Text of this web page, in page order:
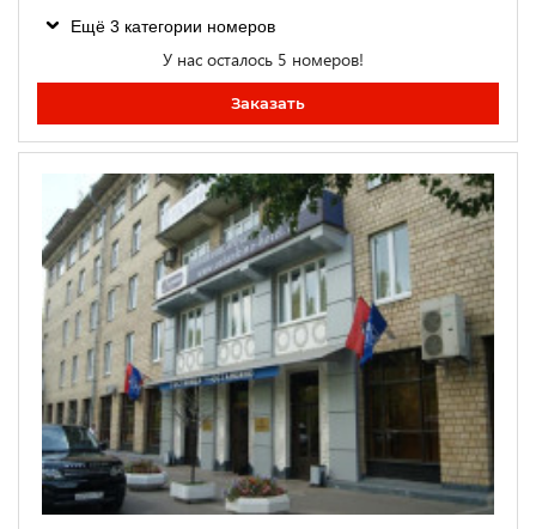
Ещё 3 категории номеров
У нас осталось 5 номеров!
Заказать